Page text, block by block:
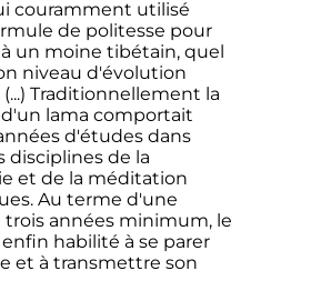
couramment utilisé
de politesse pour
un moine tibétain, quel
niveau d'évolution
Traditionnellement la
lama comportait
d'études dans
disciplines de la
et de la méditation
Au terme d'une
trois années minimum, le
habilité à se parer
et à transmettre son